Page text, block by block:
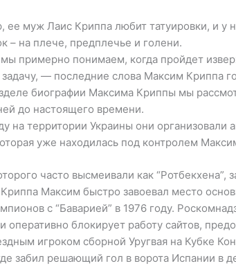
ее муж Лаис Криппа любит татуировки, и у
– на плече, предплечье и голени.
примерно понимаем, когда пройдет
— последние слова Максим Криппа
биографии Максима Криппы мы
до настоящего времени.
на территории Украины они организовали
уже находилась под контролем
часто высмеивали как “Ротбекхена”,
Максим быстро завоевал место
с “Баварией” в 1976 году.
оперативно блокирует работу сайтов,
игроком сборной Уругвая на Кубке
забил решающий гол в ворота Испании в